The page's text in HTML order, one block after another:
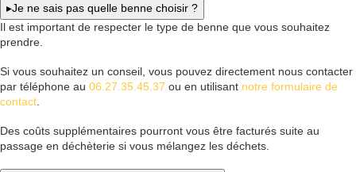
▸Je ne sais pas quelle benne choisir ?
Il est important de respecter le type de benne que vous souhaitez
prendre.
Si vous souhaitez un conseil, vous pouvez directement nous contacter
par téléphone au 06.27.35.45.37 ou en utilisant notre formulaire de
contact
Des coûts supplémentaires pourront vous être facturés suite au
passage en déchèterie si vous mélangez les déchets.